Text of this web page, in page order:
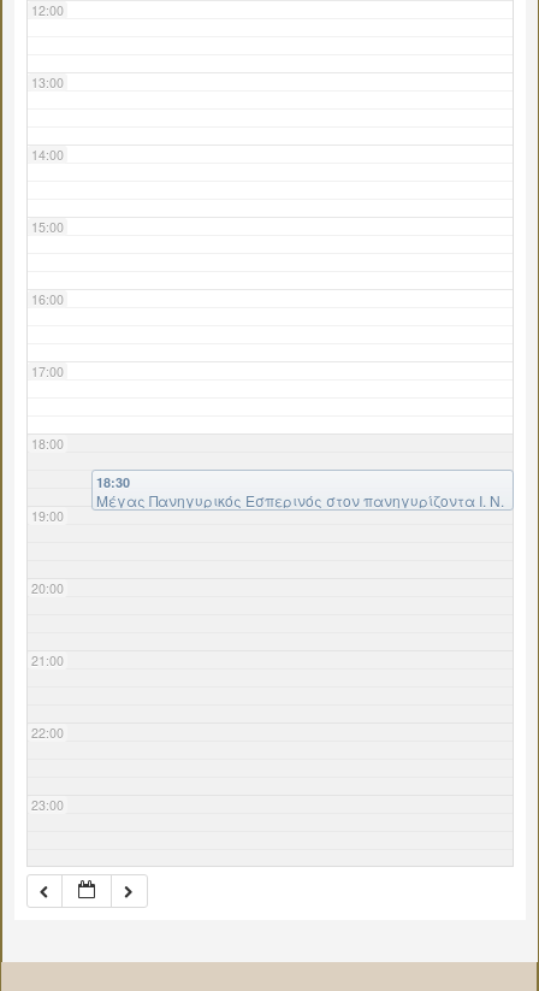
12:00
13:00
14:00
15:00
16:00
17:00
18:00
19:00
20:00
21:00
22:00
23:00
18:30
Μέγας Πανηγυρικός Εσπερινός στον πανηγυρίζοντα Ι. Ν.